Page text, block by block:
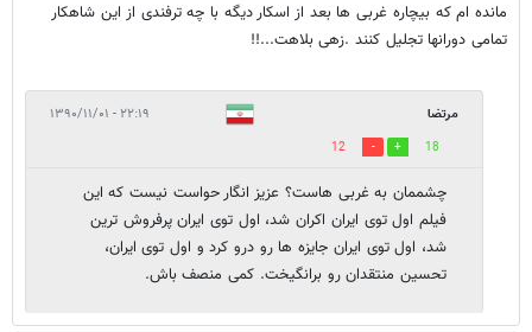
مانده ام که بیچاره غربی ها بعد از اسکار دیگه با چه ترفندی از این شاهکار
تمامی دورانها تجلیل کنند .زهی بلاهت...!!
مرتضا ۲۲:۱۹ - ۱۳۹۰/۱۱/۰۱
18
12
چشممان به غربی هاست؟ عزیز انگار حواست نیست که این
فیلم اول توی ایران اکران شد، اول توی ایران پرفروش ترین
شد، اول توی ایران جایزه ها رو درو کرد و اول توی ایران،
تحسین منتقدان رو برانگیخت. کمی منصف باش.